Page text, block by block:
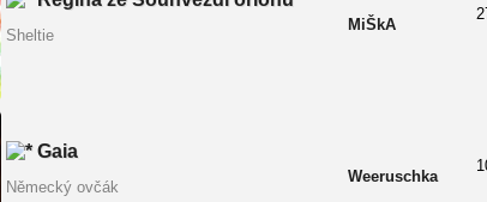
Sheltie
MiŠkA
Gaia
Německý ovčák
Weeruschka